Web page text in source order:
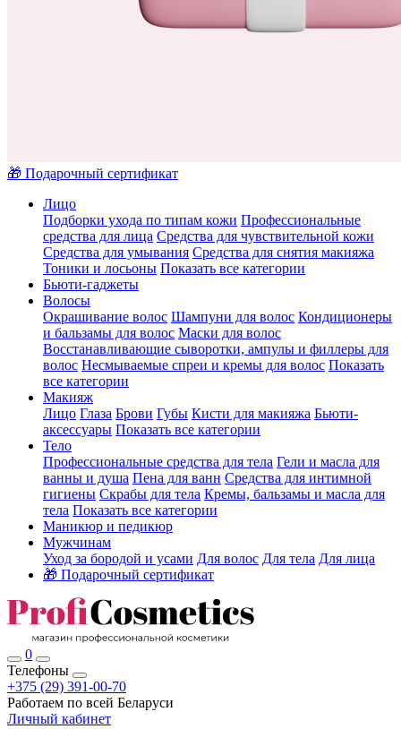
🎁 Подарочный сертификат
Лицо
Подборки ухода по типам кожи Профессиональные
средства для лица Средства для чувствительной кожи
Средства для умывания Средства для снятия макияжа
Тоники и лосьоны Показать все категории
Бьюти-гаджеты
Волосы
Окрашивание волос Шампуни для волос Кондиционеры
и бальзамы для волос Маски для волос
Восстанавливающие сыворотки, ампулы и филлеры для
волос Несмываемые спреи и кремы для волос Показать
все категории
Макияж
Лицо Глаза Брови Губы Кисти для макияжа Бьюти-
аксессуары Показать все категории
Тело
Профессиональные средства для тела Гели и масла для
ванны и душа Пена для ванн Средства для интимной
гигиены Скрабы для тела Кремы, бальзамы и масла для
тела Показать все категории
Маникюр и педикюр
Мужчинам
Уход за бородой и усами Для волос Для тела Для лица
🎁 Подарочный сертификат
0
Телефоны
+375 (29) 391-00-70
Работаем по всей Беларуси
Личный кабинет